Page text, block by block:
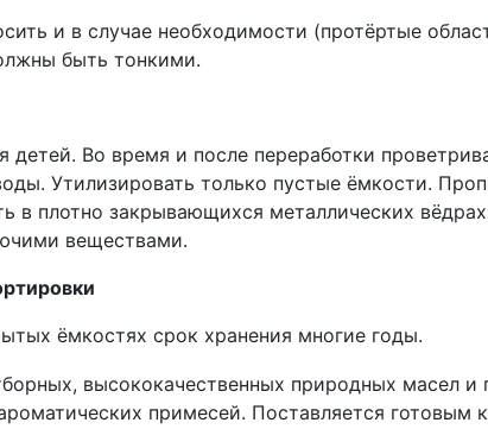
и в случае необходимости (протёртые
быть тонкими.
детей. Во время и после переработки
Утилизировать только пустые ёмкости.
в плотно закрывающихся металлических
веществами.
ёмкостях срок хранения многие годы.
высококачественных природных масел и
примесей. Поставляется